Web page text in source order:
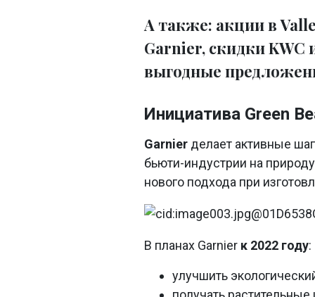
А также: акции в
Garnier, скидки KWC
выгодные
Инициатива Green
Garnier делает активные
бьюти-индустрии на
нового подхода при
В планах Garnier к 2022 году:
улучшить